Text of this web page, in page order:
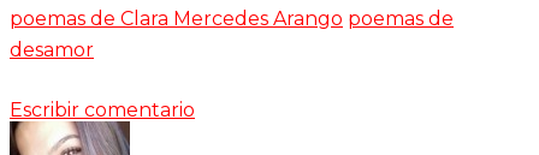
poemas de Clara Mercedes Arango poemas de
desamor
Escribir comentario